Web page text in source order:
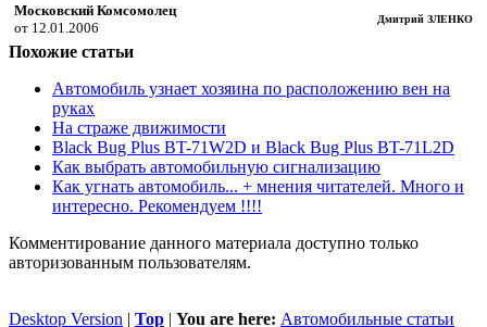
Московский Комсомолец
от 12.01.2006
Дмитрий ЗЛЕНКО
Похожие статьи
Автомобиль узнает хозяина по расположению вен на
руках
На страже движимости
Black Bug Plus BT-71W2D и Black Bug Plus BT-71L2D
Как выбрать автомобильную сигнализацию
Как угнать автомобиль... + мнения читателей. Много и
интересно. Рекомендуем !!!!
Комментирование данного материала доступно только
авторизованным пользователям.
Desktop Version | Top | You are here: Автомобильные статьи